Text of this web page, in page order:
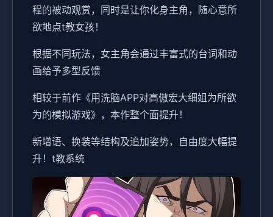
程的被动观赏，同时是让你化身主角，随心意所
欲地点t教女孩！
根据不同玩法，女主角会通过丰富式的台词和动
画给予多型反馈
相较于前作《用洗脑APP对高傲宏大细姐为所欲
为的模拟游戏》，本作整个面提升！
新增语、换装等结构及追加姿势，自由度大幅提
升！t教系统